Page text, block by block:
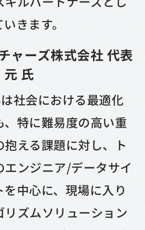
きます。
ャーズ株式会社 代表
氏
社会における最適化
、特に難易度の高い重
える課題に対し、ト
エンジニア/データサイ
中心に、現場に入り
リズムソリューション